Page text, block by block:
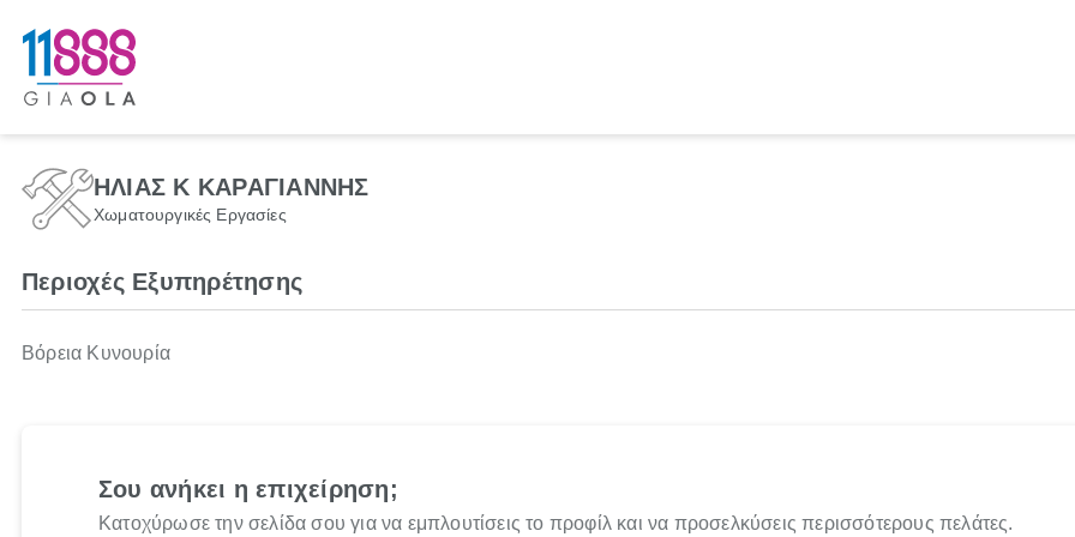
ΗΛΙΑΣ Κ ΚΑΡΑΓΙΑΝΝΗΣ
Χωματουργικές Εργασίες
Περιοχές Εξυπηρέτησης
Βόρεια Κυνουρία
Σου ανήκει η επιχείρηση;
Κατοχύρωσε την σελίδα σου για να εμπλουτίσεις το προφίλ και να προσελκύσεις περισσότερους πελάτες.